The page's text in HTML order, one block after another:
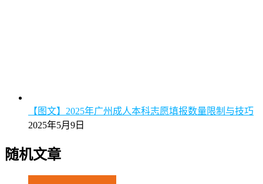
【图文】2025年广州成人本科志愿填报数量限制与技巧
2025年5月9日
随机文章